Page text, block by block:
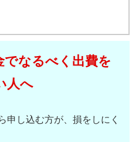
でなるべく出費を
人へ
申し込む方が、損をしにく